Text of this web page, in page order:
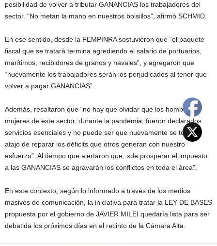
posibilidad de volver a tributar GANANCIAS los trabajadores del
sector. “No metan la mano en nuestros bolsillos”, afirmó SCHMID.
En ese sentido, desde la FEMPINRA sostuvieron que “el paquete
fiscal que se tratará termina agrediendo el salario de portuarios,
marítimos, recibidores de granos y navales”, y agregaron que
“nuevamente los trabajadores serán los perjudicados al tener que
volver a pagar GANANCIAS”.
Además, resaltaron que “no hay que olvidar que los hombres y
mujeres de este sector, durante la pandemia, fueron declarados
servicios esenciales y no puede ser que nuevamente se tome el
atajo de reparar los déficits que otros generan con nuestro
esfuerzo”. Al tiempo que alertaron que, «de prosperar el impuesto
a las GANANCIAS se agravarán los conflictos en toda el área”.
En este contexto, según lo informado a través de los medios
masivos de comunicación, la iniciativa para tratar la LEY DE BASES
propuesta por el gobierno de JAVIER MILEI quedaría lista para ser
debatida los próximos días en el recinto de la Cámara Alta.